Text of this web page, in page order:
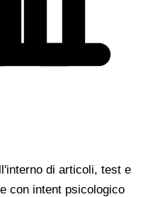
di articoli, test e
con intent psicologico